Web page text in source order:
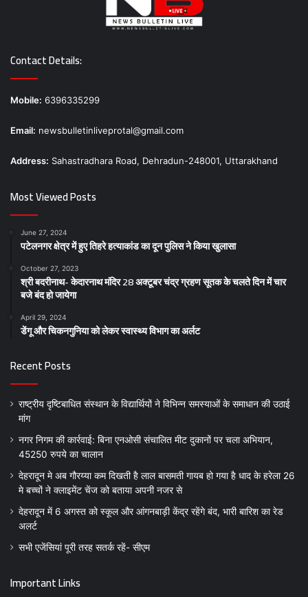
Contact Details:
Mobile: 6396335299
Email: newsbulletinliveprotal@gmail.com
Address: Sahastradhara Road, Dehradun-248001, Uttarakhand
Most Viewed Posts
June 27, 2024
पटेलनगर क्षेत्र में हुए तिहरे हत्याकांड का दून पुलिस ने किया खुलासा
October 27, 2023
श्री बदरीनाथ- केदारनाथ मंदिर 28 अक्टूबर चंद्र ग्रहण सूतक के चलते दिन में चार
बजे बंद हो जायेगा
April 29, 2024
डेंगू और चिकनगुनिया को लेकर स्वास्थ्य विभाग का अर्लट
Recent Posts
राष्ट्रीय दृष्टिबाधित संस्थान के विद्यार्थियों ने विभिन्न समस्याओं के समाधान की उठाई
मांग
नगर निगम की कार्रवाई: बिना एनओसी संचालित मीट दुकानों पर चला अभियान,
45250 रुपये का चालान
देहरादून मे अब गौरय्या कम दिखती है लाल बासमती गायब हो गया है धाद के हरेला 26
मे बच्चों ने क्लाइमेंट चेंज को बताया अपनी नजर से
देहरादून में 6 अगस्त को स्कूल और आंगनबाड़ी केंद्र रहेंगे बंद, भारी बारिश का रेड
अलर्ट
सभी एजेंसियां पूरी तरह सतर्क रहें- सीएम
Important Links